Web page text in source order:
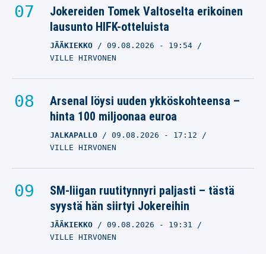
Jokereiden Tomek Valtoselta erikoinen
lausunto HIFK-otteluista
JÄÄKIEKKO 09.08.2026 - 19:54
VILLE HIRVONEN
Arsenal löysi uuden ykköskohteensa –
hinta 100 miljoonaa euroa
JALKAPALLO 09.08.2026 - 17:12
VILLE HIRVONEN
SM-liigan ruutitynnyri paljasti – tästä
syystä hän siirtyi Jokereihin
JÄÄKIEKKO 09.08.2026 - 19:31
VILLE HIRVONEN